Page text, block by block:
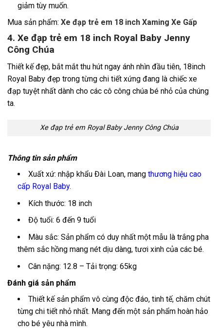
giảm tùy muốn.
Mua sản phẩm: Xe đạp trẻ em 18 inch Xaming Xe Gấp
4. Xe đạp trẻ em 18 inch Royal Baby Jenny
Công Chúa
Thiết kế đẹp, bắt mắt thu hút ngay ánh nhìn đầu tiên, 18inch
Royal Baby đẹp trong từng chi tiết xứng đang là chiếc xe
đạp tuyệt nhất dành cho các cô công chúa bé nhỏ của chúng
ta.
Xe đạp trẻ em Royal Baby Jenny Công Chúa
Thông tin sản phẩm
Xuất xứ: nhập khẩu Đài Loan, mang thương hiệu cao
cấp Royal Baby.
Kích thước: 18 inch
Độ tuổi: 6 đến 9 tuổi
Màu sắc: Sản phẩm có duy nhất một mẫu là trắng pha
thêm sắc hồng mang nét dịu dàng, tươi xinh của các bé.
Cân nặng: 12.8 – Tải trọng: 65kg
Đánh giá sản phẩm
Thiết kế sản phẩm vô cùng độc đáo, tinh tế, chăm chút
từng chi tiết nhỏ nhất. Mang đến một sản phẩm hoàn hảo
cho bé yêu nhà mình.